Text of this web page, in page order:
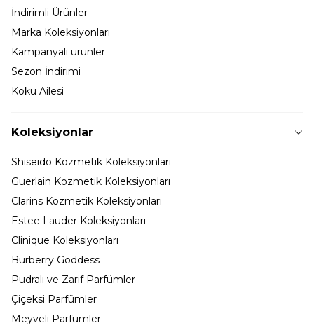
İndirimli Ürünler
Marka Koleksiyonları
Kampanyalı ürünler
Sezon İndirimi
Koku Ailesi
Koleksiyonlar
Shiseido Kozmetik Koleksiyonları
Guerlain Kozmetik Koleksiyonları
Clarins Kozmetik Koleksiyonları
Estee Lauder Koleksiyonları
Clinique Koleksiyonları
Burberry Goddess
Pudralı ve Zarif Parfümler
Çiçeksi Parfümler
Meyveli Parfümler